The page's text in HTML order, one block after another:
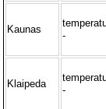
Kaunas
-
Klaipeda
-